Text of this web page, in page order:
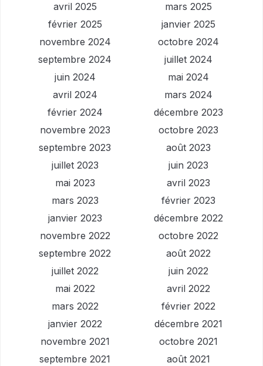
avril 2025
mars 2025
février 2025
janvier 2025
novembre 2024
octobre 2024
septembre 2024
juillet 2024
juin 2024
mai 2024
avril 2024
mars 2024
février 2024
décembre 2023
novembre 2023
octobre 2023
septembre 2023
août 2023
juillet 2023
juin 2023
mai 2023
avril 2023
mars 2023
février 2023
janvier 2023
décembre 2022
novembre 2022
octobre 2022
septembre 2022
août 2022
juillet 2022
juin 2022
mai 2022
avril 2022
mars 2022
février 2022
janvier 2022
décembre 2021
novembre 2021
octobre 2021
septembre 2021
août 2021